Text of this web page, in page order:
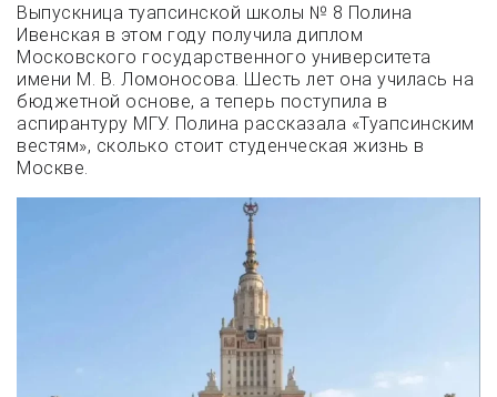
Выпускница туапсинской школы № 8 Полина
Ивенская в этом году получила диплом
Московского государственного университета
имени М. В. Ломоносова. Шесть лет она училась на
бюджетной основе, а теперь поступила в
аспирантуру МГУ. Полина рассказала «Туапсинским
вестям», сколько стоит студенческая жизнь в
Москве.